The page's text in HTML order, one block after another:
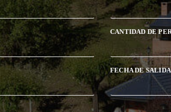
CANTIDAD DE
FECHA DE SALIDA